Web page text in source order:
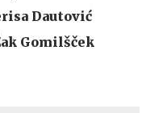
Dautović
Gomilšček